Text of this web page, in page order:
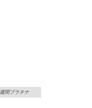
週間プラチナ